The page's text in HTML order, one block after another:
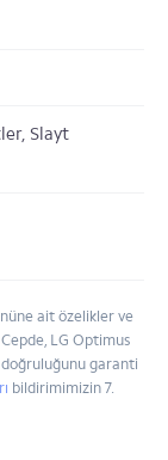
Slayt
ait özelikler ve
LG Optimus
garanti
bildirimimizin 7.